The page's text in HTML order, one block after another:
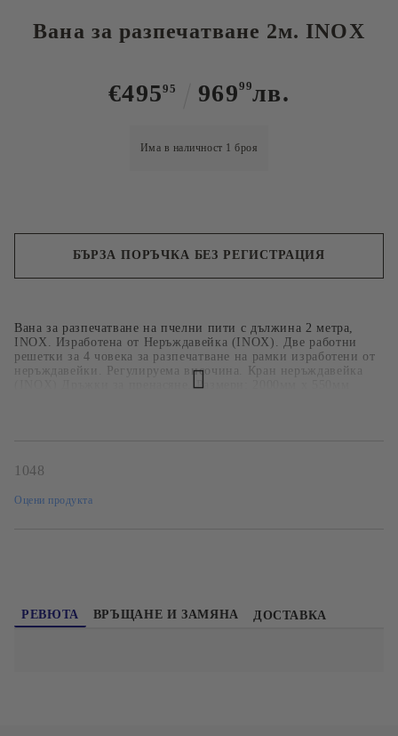
Вана за разпечатване 2м. INOX
€49595 96999лв.
Има в наличност 1 броя
Вана за разпечатване на пчелни пити с дължина 2 метрa,
INOX. Изработена от Неръждавейка (INOX). Две работни
решетки за 4 човека за разпечатване на рамки изработени от
неръждавейки. Регулируема височина. Кран неръждавейка
(INOX) Дръжки за пренасяне. Размери: 2000мм х 550мм
БЪРЗА ПОРЪЧКА БЕЗ РЕГИСТРАЦИЯ
1048
Оцени продукта
РЕВЮТА ВРЪЩАНЕ И ЗАМЯНА ДОСТАВКА